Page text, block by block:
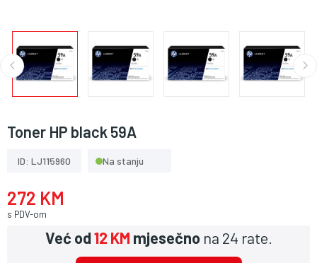
Toner HP black 59A
ID: LJ115960 Na stanju
272 KM
s PDV-om
Već od12 KM mjesečno na 24 rate.